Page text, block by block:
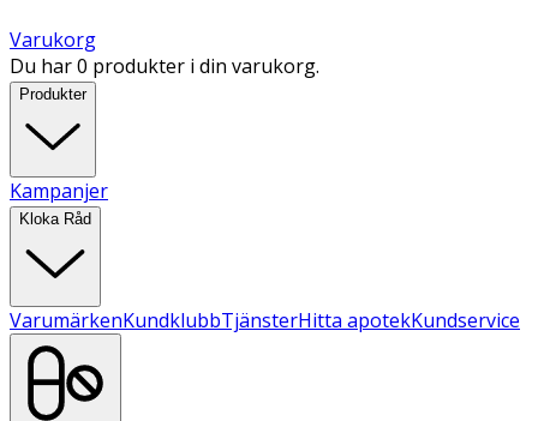
Varukorg
Du har 0 produkter i din varukorg.
Produkter
Kampanjer
Kloka Råd
VarumärkenKundklubbTjänsterHitta apotekKundservice